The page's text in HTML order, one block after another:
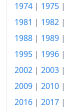
1974 | 1975 |
1981 | 1982 |
1988 | 1989 |
1995 | 1996 |
2002 | 2003 |
2009 | 2010 |
2016 | 2017 |